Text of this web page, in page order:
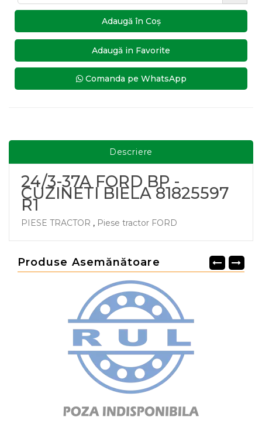
Adaugă în Coş
Adaugă in Favorite
Comanda pe WhatsApp
Descriere
24/3-37A FORD BP -
CUZINETI BIELA 81825597
R1
PIESE TRACTOR , Piese tractor FORD
Produse Asemănătoare